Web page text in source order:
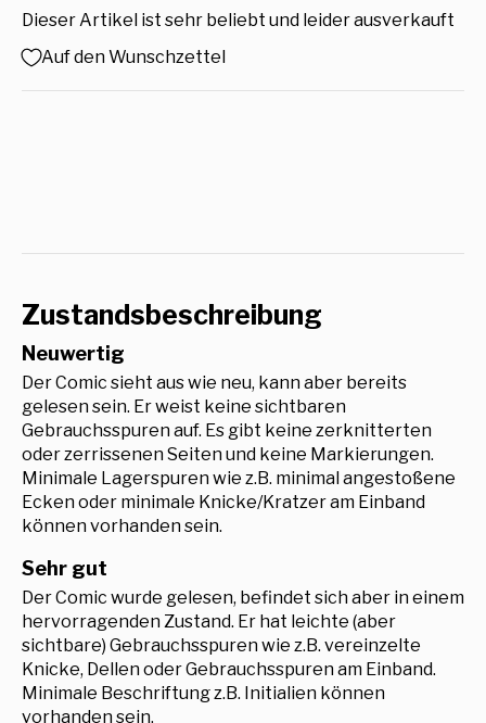
Dieser Artikel ist sehr beliebt und leider ausverkauft
Auf den Wunschzettel
Zustandsbeschreibung
Neuwertig
Der Comic sieht aus wie neu, kann aber bereits
gelesen sein. Er weist keine sichtbaren
Gebrauchsspuren auf. Es gibt keine zerknitterten
oder zerrissenen Seiten und keine Markierungen.
Minimale Lagerspuren wie z.B. minimal angestoßene
Ecken oder minimale Knicke/Kratzer am Einband
können vorhanden sein.
Sehr gut
Der Comic wurde gelesen, befindet sich aber in einem
hervorragenden Zustand. Er hat leichte (aber
sichtbare) Gebrauchsspuren wie z.B. vereinzelte
Knicke, Dellen oder Gebrauchsspuren am Einband.
Minimale Beschriftung z.B. Initialien können
vorhanden sein.